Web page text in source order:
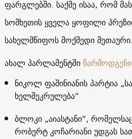
ფარგლებში. საქმე ისაა, რომ
სომხეთის ყველა ყოფილი
სახელმწიფოს მოქმედი მეთაური.
ახალ პარლამენტში
ნიკოლ ფაშინიანის პარტია
ხელშეკრულება“
ბლოკი „აიასტანი“,
რობერტ კოჩარიანი უდგას